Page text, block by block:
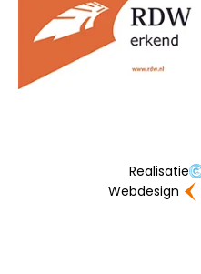
Realisatie
Webdesign